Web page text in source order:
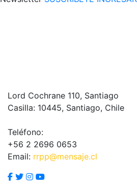
Lord Cochrane 110, Santiago
Casilla: 10445, Santiago, Chile
Teléfono:
+56 2 2696 0653
Email: rrpp@mensaje.cl